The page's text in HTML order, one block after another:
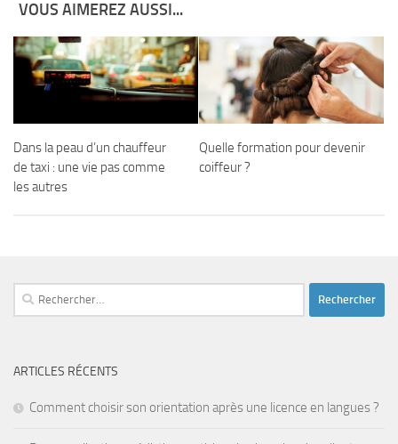
VOUS AIMEREZ AUSSI...
Dans la peau d’un chauffeur
de taxi : une vie pas comme
les autres
Quelle formation pour devenir
coiffeur ?
Rechercher :
ARTICLES RÉCENTS
Comment choisir son orientation après une licence en langues ?